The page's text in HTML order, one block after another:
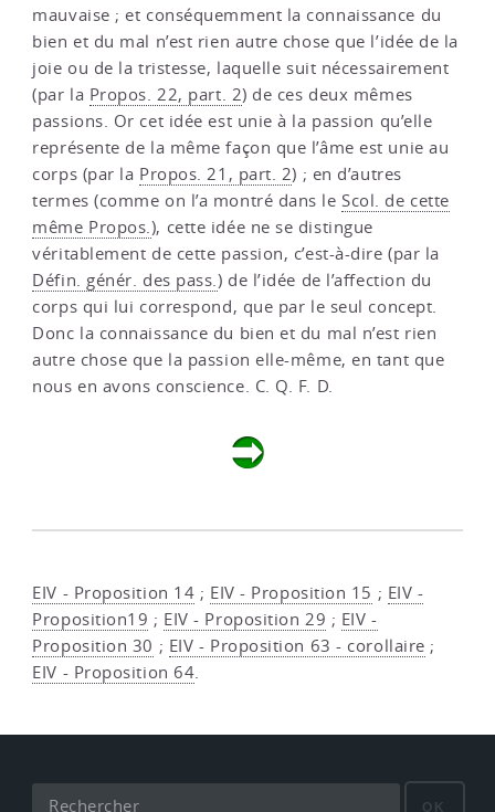
mauvaise ; et conséquemment la connaissance du
bien et du mal n’est rien autre chose que l’idée de la
joie ou de la tristesse, laquelle suit nécessairement
(par la Propos. 22, part. 2) de ces deux mêmes
passions. Or cet idée est unie à la passion qu’elle
représente de la même façon que l’âme est unie au
corps (par la Propos. 21, part. 2) ; en d’autres
termes (comme on l’a montré dans le Scol. de cette
même Propos. ), cette idée ne se distingue
véritablement de cette passion, c’est-à-dire (par la
Défin. génér. des pass. ) de l’idée de l’affection du
corps qui lui correspond, que par le seul concept.
Donc la connaissance du bien et du mal n’est rien
autre chose que la passion elle-même, en tant que
nous en avons conscience. C. Q. F. D.
EIV - Proposition 14 ; EIV - Proposition 15 ; EIV -
Proposition19 ; EIV - Proposition 29 ; EIV -
Proposition 30 ; EIV - Proposition 63 - corollaire ;
EIV - Proposition 64.
OK